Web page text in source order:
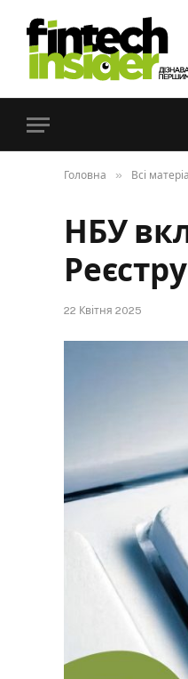
Головна » Всі
НБУ
22 Квітня 2025